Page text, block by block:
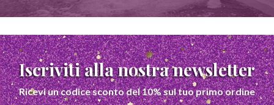
Iscriviti alla nostra newsletter
Ricevi un codice sconto del 10% sul tuo primo ordine